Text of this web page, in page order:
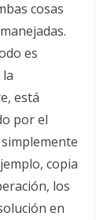
cosas
es
está
por el
copia
los
en